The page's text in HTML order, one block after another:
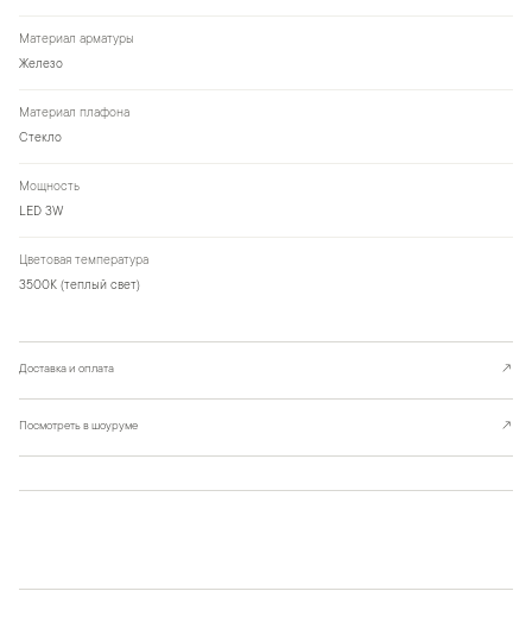
Материал арматуры
Железо
Материал плафона
Стекло
Мощность
LED 3W
Цветовая температура
3500К (теплый свет)
Доставка и оплата ↗
Посмотреть в шоуруме ↗